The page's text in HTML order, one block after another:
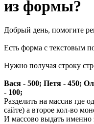
из формы?
Добрый день, помогите
Есть форма с текстовым
Нужно получая строку
Вася - 500; Петя - 450;
- 100;
Разделить на массив где
сайте) а второе кол-во
И массово выдать